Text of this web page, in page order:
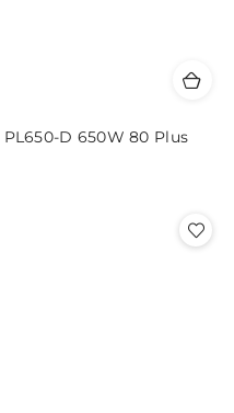
PL650-D 650W 80 Plus